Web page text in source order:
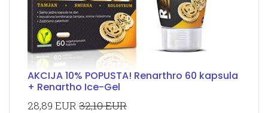
AKCIJA 10% POPUSTA! Renarthro 60 kapsula
+ Renartho Ice-Gel
28,89 EUR 32,10 EUR